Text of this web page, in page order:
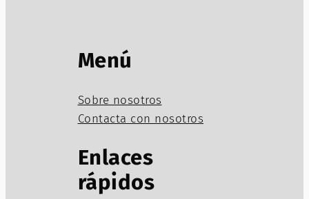
Menú
Sobre nosotros
Contacta con nosotros
Enlaces
rápidos